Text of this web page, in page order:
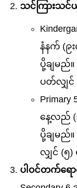
သင်ကြားသင်
နံနက် (၉
ပို့ချမည်
ပတ်လျှင်
နေ့လည် (
ပို့ချမည်
လျှင် (၅
ပါဝင်တက်ရေ